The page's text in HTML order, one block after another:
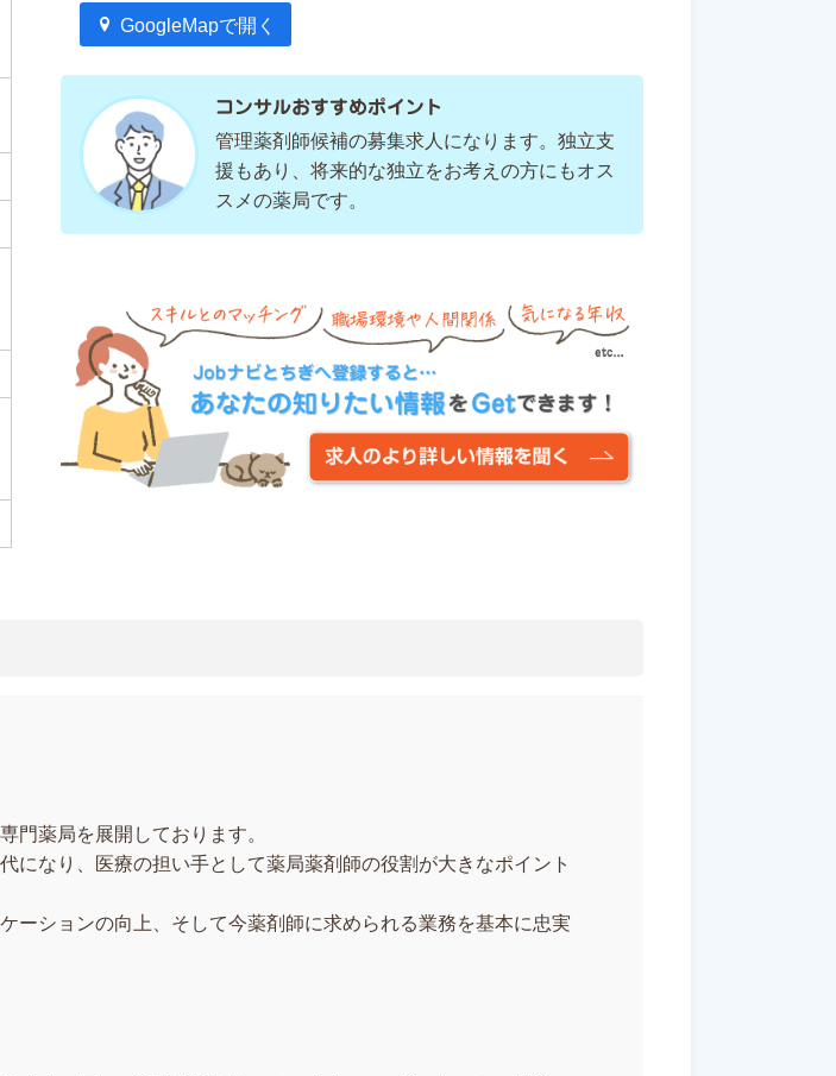
GoogleMapで開く
コンサルおすすめポイント
管理薬剤師候補の募集求人になります。独立支
援もあり、将来的な独立をお考えの方にもオス
スメの薬局です。
門薬局を展開しております。
になり、医療の担い手として薬局薬剤師の役割が大きなポイント
ーションの向上、そして今薬剤師に求められる業務を基本に忠実